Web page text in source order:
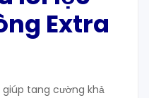
Extra
tang cường khả